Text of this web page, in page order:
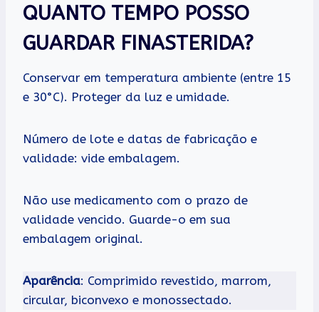
QUANTO TEMPO POSSO
GUARDAR FINASTERIDA?
Conservar em temperatura ambiente (entre 15
e 30°C). Proteger da luz e umidade.
Número de lote e datas de fabricação e
validade: vide embalagem.
Não use medicamento com o prazo de
validade vencido. Guarde-o em sua
embalagem original.
Aparência: Comprimido revestido, marrom,
circular, biconvexo e monossectado.